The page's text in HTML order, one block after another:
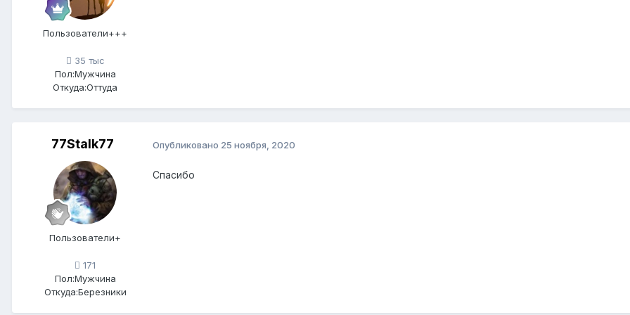
Пользователи+++
35 тыс
Пол:Мужчина
Откуда:Оттуда
77Stalk77
Пользователи+
171
Пол:Мужчина
Откуда:Березники
Опубликовано 25 ноября, 2020
Спасибо